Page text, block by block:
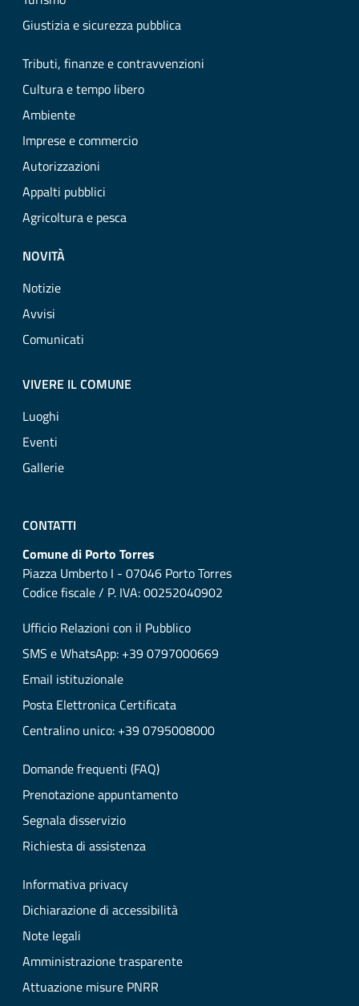
Giustizia e sicurezza pubblica
Tributi, finanze e contravvenzioni
Cultura e tempo libero
Ambiente
Imprese e commercio
Autorizzazioni
Appalti pubblici
Agricoltura e pesca
NOVITÀ
Notizie
Avvisi
Comunicati
VIVERE IL COMUNE
Luoghi
Eventi
Gallerie
CONTATTI
Comune di Porto Torres
Piazza Umberto I - 07046 Porto Torres
Codice fiscale / P. IVA: 00252040902
Ufficio Relazioni con il Pubblico
SMS e WhatsApp: +39 0797000669
Email istituzionale
Posta Elettronica Certificata
Centralino unico: +39 0795008000
Domande frequenti (FAQ)
Prenotazione appuntamento
Segnala disservizio
Richiesta di assistenza
Informativa privacy
Dichiarazione di accessibilità
Note legali
Amministrazione trasparente
Attuazione misure PNRR